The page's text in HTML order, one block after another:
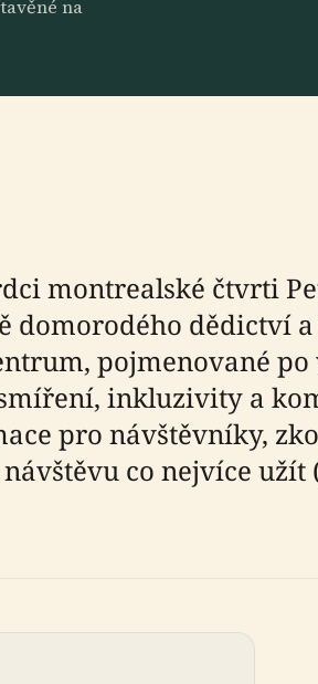
na
montrealské čtvrti
domorodého dědictví
pojmenované
inkluzivity a
pro návštěvníky,
co nejvíce